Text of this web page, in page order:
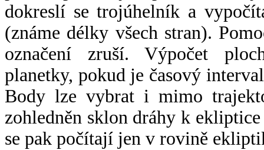
dokreslí se trojúhelník a
(známe délky všech stran).
označení zruší. Výpočet
planetky, pokud je časový
Body lze vybrat i mimo
zohledněn sklon dráhy k
se pak počítají jen v rovině